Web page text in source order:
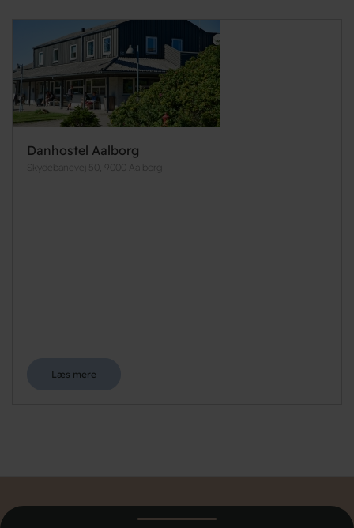
Danhostel Aalborg
Skydebanevej 50, 9000 Aalborg
Læs mere